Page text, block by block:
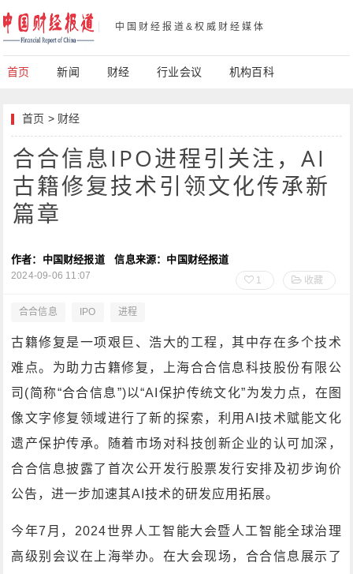
中国财经报道&权威财经媒体
首页 新闻 财经 行业会议 机构百科
首页 > 财经
合合信息IPO进程引关注，AI
古籍修复技术引领文化传承新
篇章
作者：中国财经报道 信息来源：中国财经报道
2024-09-06 11:07 1 收藏
合合信息 IPO 进程
古籍修复是一项艰巨、浩大的工程，其中存在多个技术
难点。为助力古籍修复，上海合合信息科技股份有限公
司(简称“合合信息”)以“AI保护传统文化”为发力点，在图
像文字修复领域进行了新的探索，利用AI技术赋能文化
遗产保护传承。随着市场对科技创新企业的认可加深，
合合信息披露了首次公开发行股票发行安排及初步询价
公告，进一步加速其AI技术的研发应用拓展。
今年7月，2024世界人工智能大会暨人工智能全球治理
高级别会议在上海举办。在大会现场，合合信息展示了